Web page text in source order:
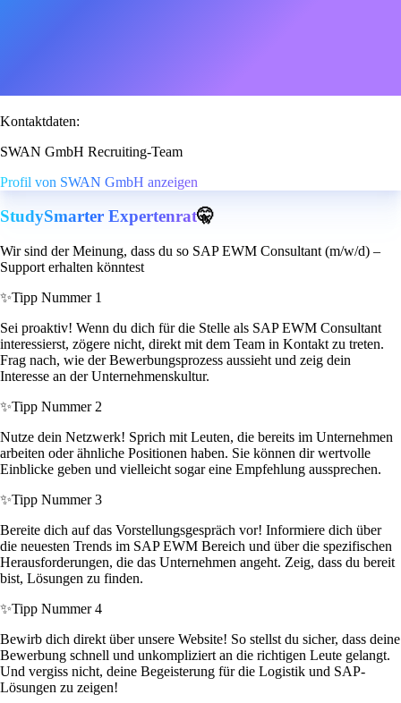
Kontaktdaten:
SWAN GmbH Recruiting-Team
Profil von SWAN GmbH anzeigen
StudySmarter Expertenrat🤫
Wir sind der Meinung, dass du so SAP EWM Consultant (m/w/d) –
Support erhalten könntest
✨Tipp Nummer 1
Sei proaktiv! Wenn du dich für die Stelle als SAP EWM Consultant
interessierst, zögere nicht, direkt mit dem Team in Kontakt zu treten.
Frag nach, wie der Bewerbungsprozess aussieht und zeig dein
Interesse an der Unternehmenskultur.
✨Tipp Nummer 2
Nutze dein Netzwerk! Sprich mit Leuten, die bereits im Unternehmen
arbeiten oder ähnliche Positionen haben. Sie können dir wertvolle
Einblicke geben und vielleicht sogar eine Empfehlung aussprechen.
✨Tipp Nummer 3
Bereite dich auf das Vorstellungsgespräch vor! Informiere dich über
die neuesten Trends im SAP EWM Bereich und über die spezifischen
Herausforderungen, die das Unternehmen angeht. Zeig, dass du bereit
bist, Lösungen zu finden.
✨Tipp Nummer 4
Bewirb dich direkt über unsere Website! So stellst du sicher, dass deine
Bewerbung schnell und unkompliziert an die richtigen Leute gelangt.
Und vergiss nicht, deine Begeisterung für die Logistik und SAP-
Lösungen zu zeigen!